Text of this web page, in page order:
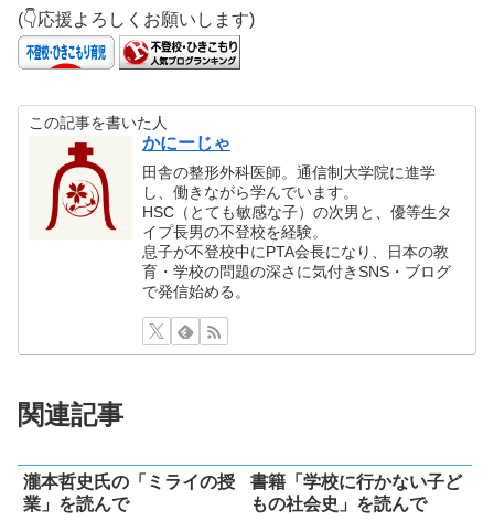
(👇応援よろしくお願いします)
この記事を書いた人
かにーじゃ
田舎の整形外科医師。通信制大学院に進学
し、働きながら学んでいます。
HSC（とても敏感な子）の次男と、優等生タ
イプ長男の不登校を経験。
息子が不登校中にPTA会長になり、日本の教
育・学校の問題の深さに気付きSNS・ブログ
で発信始める。
関連記事
瀧本哲史氏の「ミライの授
業」を読んで
書籍「学校に行かない子ど
もの社会史」を読んで